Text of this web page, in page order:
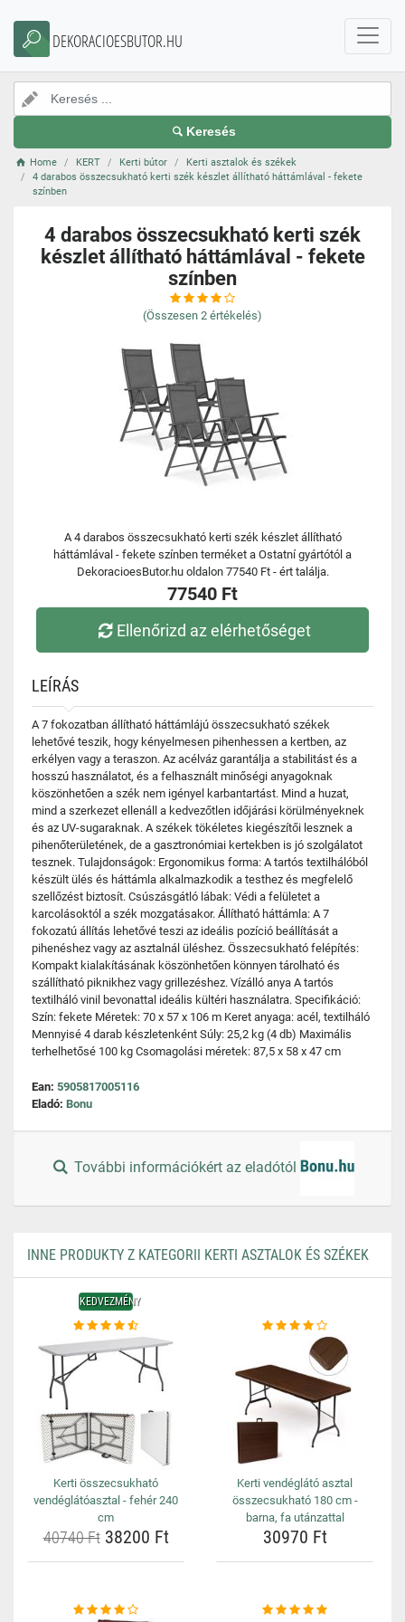
DEKORACIOESBUTOR.HU
Keresés
Home KERT Kerti bútor
Kerti asztalok és székek
4 darabos összecsukható kerti szék készlet állítható háttámlával - fekete
színben
4 darabos összecsukható kerti szék
készlet állítható háttámlával - fekete
színben
(Összesen 2 értékelés)
A 4 darabos összecsukható kerti szék készlet állítható
háttámlával - fekete színben terméket a Ostatní gyártótól a
DekoracioesButor.hu oldalon 77540 Ft - ért találja.
77540 Ft
Ellenőrizd az elérhetőséget
LEÍRÁS
A 7 fokozatban állítható háttámlájú összecsukható székek
lehetővé teszik, hogy kényelmesen pihenhessen a kertben, az
erkélyen vagy a teraszon. Az acélváz garantálja a stabilitást és a
hosszú használatot, és a felhasznált minőségi anyagoknak
köszönhetően a szék nem igényel karbantartást. Mind a huzat,
mind a szerkezet ellenáll a kedvezőtlen időjárási körülményeknek
és az UV-sugaraknak. A székek tökéletes kiegészítői lesznek a
pihenőterületének, de a gasztronómiai kertekben is jó szolgálatot
tesznek. Tulajdonságok: Ergonomikus forma: A tartós textilhálóból
készült ülés és háttámla alkalmazkodik a testhez és megfelelő
szellőzést biztosít. Csúszásgátló lábak: Védi a felületet a
karcolásoktól a szék mozgatásakor. Állítható háttámla: A 7
fokozatú állítás lehetővé teszi az ideális pozíció beállítását a
pihenéshez vagy az asztalnál üléshez. Összecsukható felépítés:
Kompakt kialakításának köszönhetően könnyen tárolható és
szállítható piknikhez vagy grillezéshez. Vízálló anya A tartós
textilháló vinil bevonattal ideális kültéri használatra. Specifikáció:
Szín: fekete Méretek: 70 x 57 x 106 m Keret anyaga: acél, textilháló
Mennyisé 4 darab készletenként Súly: 25,2 kg (4 db) Maximális
terhelhetősé 100 kg Csomagolási méretek: 87,5 x 58 x 47 cm
Ean: 5905817005116
Eladó: Bonu
További információkért az eladótól
INNE PRODUKTY Z KATEGORII KERTI ASZTALOK ÉS SZÉKEK
KEDVEZMÉNY
Kerti összecsukható
vendéglátóasztal - fehér 240
cm
40740 Ft38200 Ft
Kerti vendéglátó asztal
összecsukható 180 cm -
barna, fa utánzattal
30970 Ft